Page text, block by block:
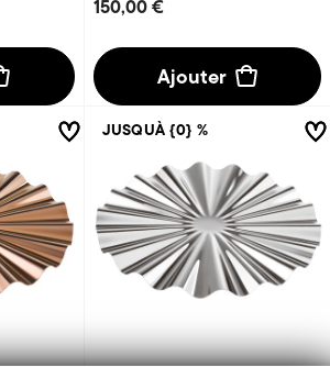
150,00 €
Ajouter
JUSQUÀ {0} %